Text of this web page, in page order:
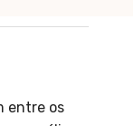
entre os